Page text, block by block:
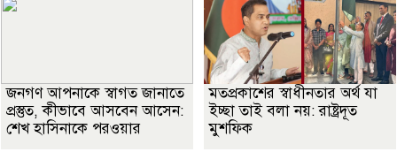
জনগণ আপনাকে স্বাগত জানাতে
প্রস্তুত, কীভাবে আসবেন আসেন:
শেখ হাসিনাকে পরওয়ার
মতপ্রকাশের স্বাধীনতার অর্থ যা
ইচ্ছা তাই বলা নয়: রাষ্ট্রদূত
মুশফিক